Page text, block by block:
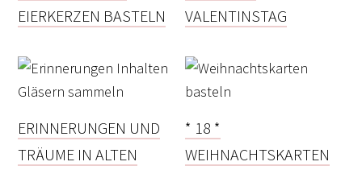
EIERKERZEN BASTELN VALENTINSTAG
ERINNERUNGEN UND
TRÄUME IN ALTEN
* 18 *
WEIHNACHTSKARTEN